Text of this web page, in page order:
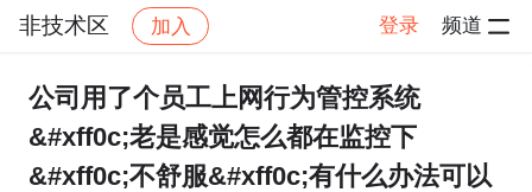
非技术区 加入 登录 频道
社区 非技术区 帖子详情
公司用了个员工上网行为管控系统
&#xff0c;老是感觉怎么都在监控下
&#xff0c;不舒服&#xff0c;有什么办法可以